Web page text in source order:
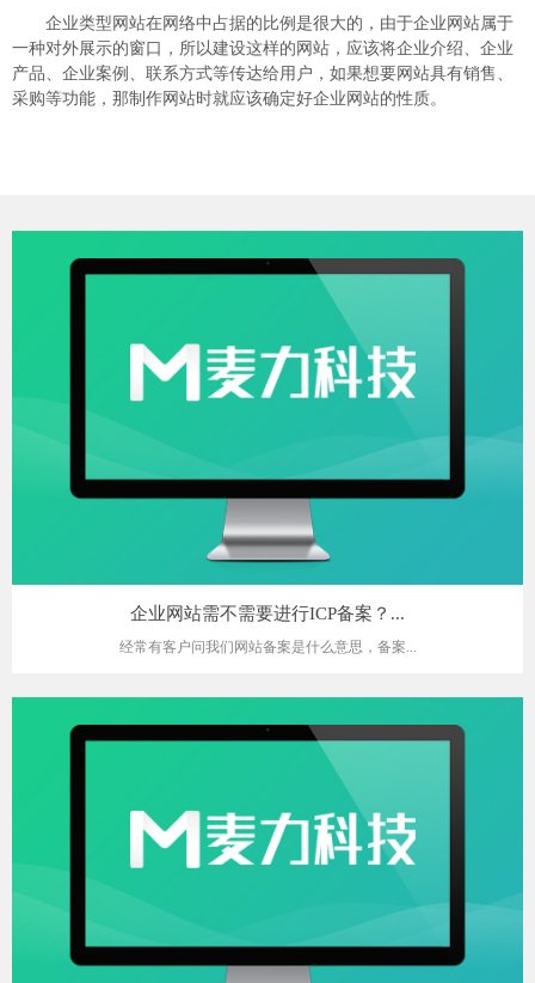
企业类型网站在网络中占据的比例是很大的，由于企业网站属于
一种对外展示的窗口，所以建设这样的网站，应该将企业介绍、企业
产品、企业案例、联系方式等传达给用户，如果想要网站具有销售、
采购等功能，那制作网站时就应该确定好企业网站的性质。
企业网站需不需要进行ICP备案？...
经常有客户问我们网站备案是什么意思，备案...